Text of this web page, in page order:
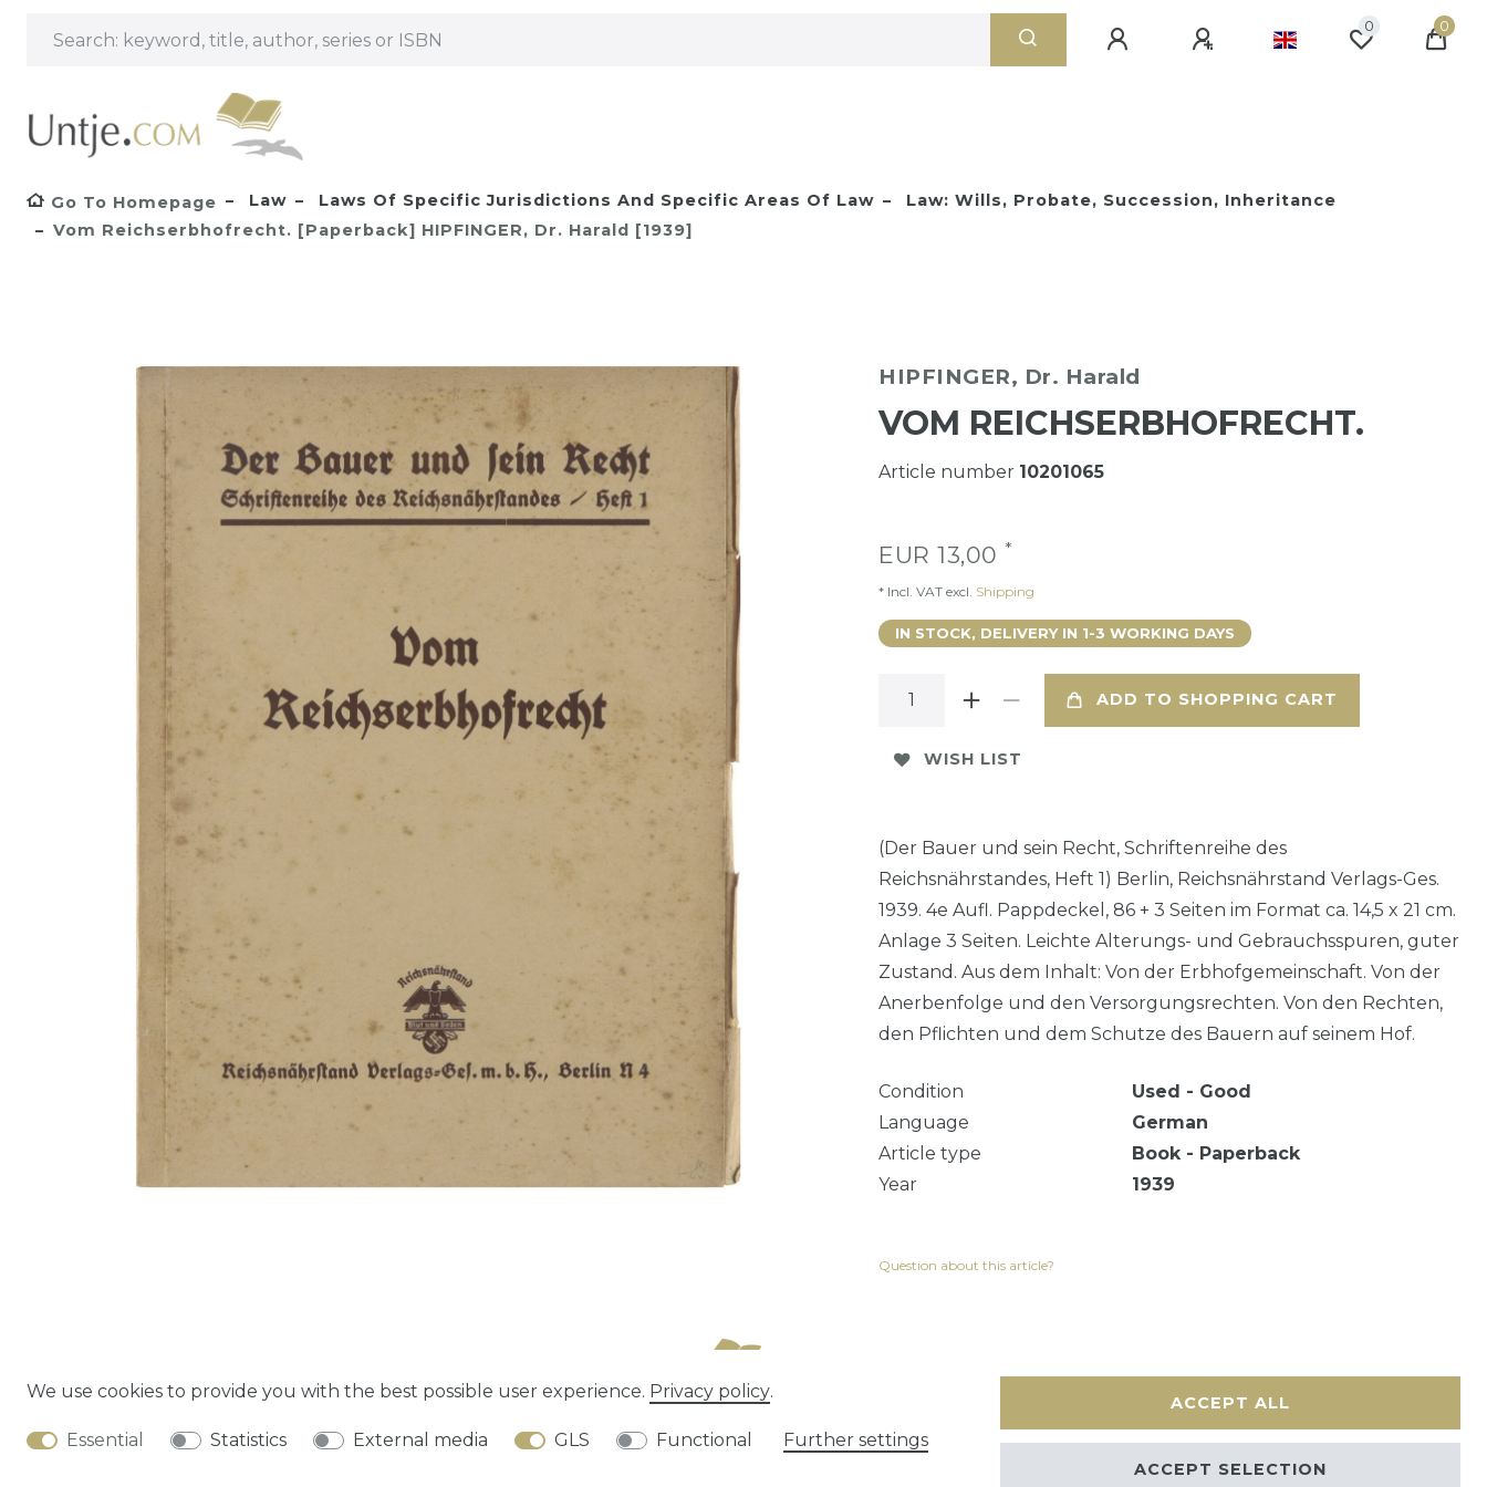
0 0
Go To Homepage Law Laws Of Specific Jurisdictions And Specific Areas Of Law
Law: Wills, Probate, Succession, Inheritance
Vom Reichserbhofrecht. [Paperback] HIPFINGER, Dr. Harald [1939]
HIPFINGER, Dr. Harald
VOM REICHSERBHOFRECHT.
Article number 10201065
EUR 13,00 *
* Incl. VAT excl. Shipping
IN STOCK, DELIVERY IN 1-3 WORKING DAYS
ADD TO SHOPPING CART
WISH LIST
(Der Bauer und sein Recht, Schriftenreihe des
Reichsnährstandes, Heft 1) Berlin, Reichsnährstand Verlags-Ges.
1939. 4e Aufl. Pappdeckel, 86 + 3 Seiten im Format ca. 14,5 x 21 cm.
Anlage 3 Seiten. Leichte Alterungs- und Gebrauchsspuren, guter
Zustand. Aus dem Inhalt: Von der Erbhofgemeinschaft. Von der
Anerbenfolge und den Versorgungsrechten. Von den Rechten,
den Pflichten und dem Schutze des Bauern auf seinem Hof.
Condition
Used - Good
Language
German
Article type
Book - Paperback
Year
1939
Question about this article?
We use cookies to provide you with the best possible user experience. Privacy policy.
Essential Statistics External media GLS Functional Further settings
ACCEPT ALL
ACCEPT SELECTION